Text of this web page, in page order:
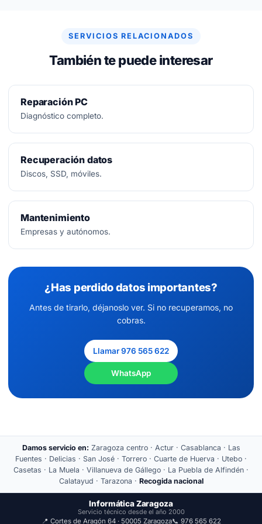
SERVICIOS RELACIONADOS
También te puede interesar
Reparación PC
Diagnóstico completo.
Recuperación datos
Discos, SSD, móviles.
Mantenimiento
Empresas y autónomos.
¿Has perdido datos importantes?
Antes de tirarlo, déjanoslo ver. Si no recuperamos, no
cobras.
Llamar 976 565 622
WhatsApp
Damos servicio en: Zaragoza centro · Actur · Casablanca · Las
Fuentes · Delicias · San José · Torrero · Cuarte de Huerva · Utebo ·
Casetas · La Muela · Villanueva de Gállego · La Puebla de Alfindén ·
Calatayud · Tarazona · Recogida nacional
Informática Zaragoza
Servicio técnico desde el año 2000
📍 Cortes de Aragón 64 · 50005 Zaragoza📞 976 565 622